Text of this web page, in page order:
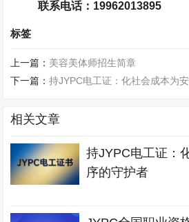
联系电话： 19962013895
标签
上一篇： 美容美体师招生简章
下一篇：持JYPC电工证：化社会成本为
相关文章
持JYPC电工证：
序的守护者